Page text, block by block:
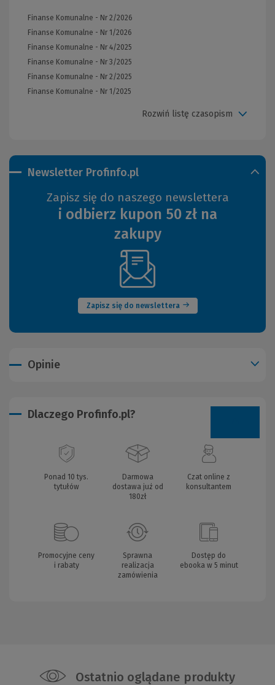
Newsletter Profinfo.pl
Zapisz się do naszego newslettera
i odbierz kupon 50 zł na
zakupy
Zapisz się do newslettera
(Nowe
okno)
Finanse Komunalne - Nr 2/2026
Finanse Komunalne - Nr 1/2026
Finanse Komunalne - Nr 4/2025
Finanse Komunalne - Nr 3/2025
Finanse Komunalne - Nr 2/2025
Finanse Komunalne - Nr 1/2025
Rozwiń listę czasopism
Opinie
Dlaczego Profinfo.pl?
Ponad 10 tys.
tytułów
Darmowa
dostawa już od
180zł
Czat online z
konsultantem
Promocyjne ceny
i rabaty
Sprawna
realizacja
zamówienia
Dostęp do
ebooka w 5 minut
Ostatnio oglądane produkty